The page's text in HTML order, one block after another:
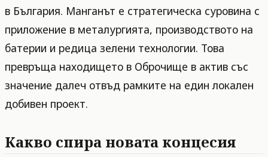
в България. Манганът е стратегическа суровина с
приложение в металургията, производството на
батерии и редица зелени технологии. Това
превръща находището в Оброчище в актив със
значение далеч отвъд рамките на един локален
добивен проект.
Какво спира новата концесия